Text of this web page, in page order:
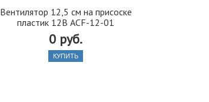
Вентилятор 12,5 см на присоске
пластик 12В ACF-12-01
0 руб.
КУПИТЬ